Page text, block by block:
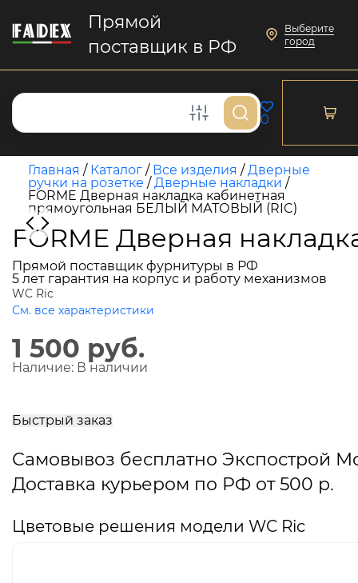
Прямой
поставщик в РФ
Выберите
город
0
Главная / Каталог / Все изделия /Дверные
ручки на розетке /Дверные накладки /
FORME Дверная накладка кабинетная
прямоугольная БЕЛЫЙ МАТОВЫЙ (RIC)
FORME Дверная
Прямой поставщик фурнитуры в РФ
5 лет гарантия на корпус и работу механизмов
WC Ric
См. все характеристики
1 500 руб.
Наличие: В наличии
Быстрый заказ
Самовывоз бесплатно Экспострой
Доставка курьером по РФ от 500 р.
Цветовые решения модели WC Ric